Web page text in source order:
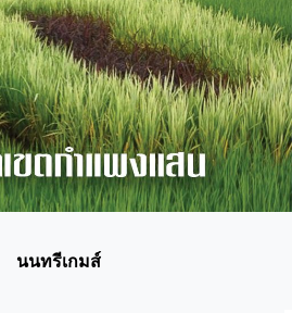
นนทรีเกมส์